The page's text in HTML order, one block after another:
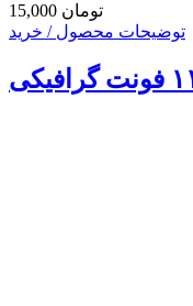
15,000 تومان
توضیحات محصول / خرید